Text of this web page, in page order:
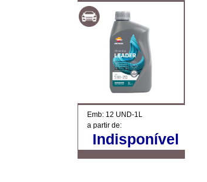
Emb: 12 UND-1L
a partir de:
Indisponível